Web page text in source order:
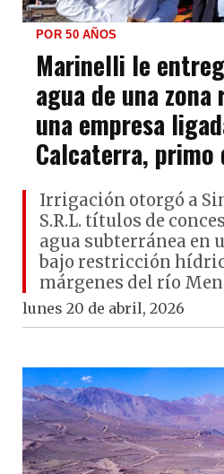
POR 50 AÑOS
Marinelli le
agua de una
una empresa
Calcaterra, primo
Irrigación otorgó a
S.R.L. títulos de
agua subterránea en
bajo restricción
márgenes del río
lunes 20 de abril, 2026